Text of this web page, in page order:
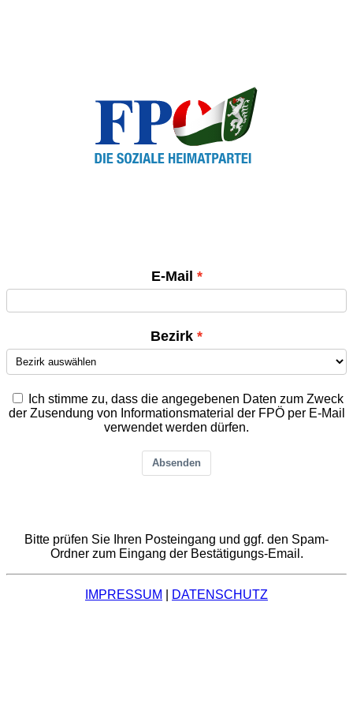
E-Mail
Bezirk
Ich stimme zu, dass die angegebenen Daten zum Zweck
der Zusendung von Informationsmaterial der FPÖ per E-Mail
verwendet werden dürfen.
Absenden
Bitte prüfen Sie Ihren Posteingang und ggf. den Spam-
Ordner zum Eingang der Bestätigungs-Email.
IMPRESSUM DATENSCHUTZ